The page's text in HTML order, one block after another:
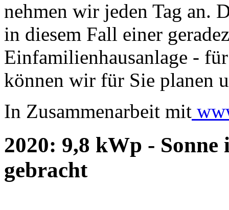
nehmen wir jeden Tag an.
in diesem Fall einer
Einfamilienhausanlage -
können wir für Sie planen
In Zusammenarbeit mit
2020: 9,8 kWp -
gebracht